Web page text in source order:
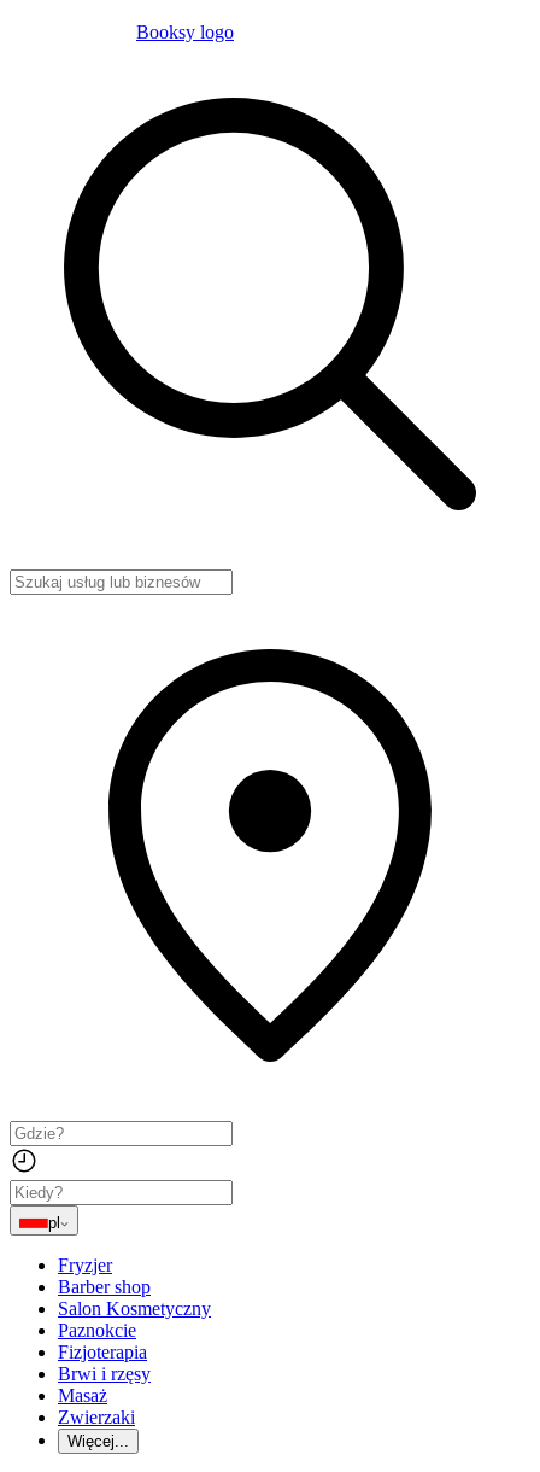
Booksy logo
pl
Fryzjer
Barber shop
Salon Kosmetyczny
Paznokcie
Fizjoterapia
Brwi i rzęsy
Masaż
Zwierzaki
Więcej...